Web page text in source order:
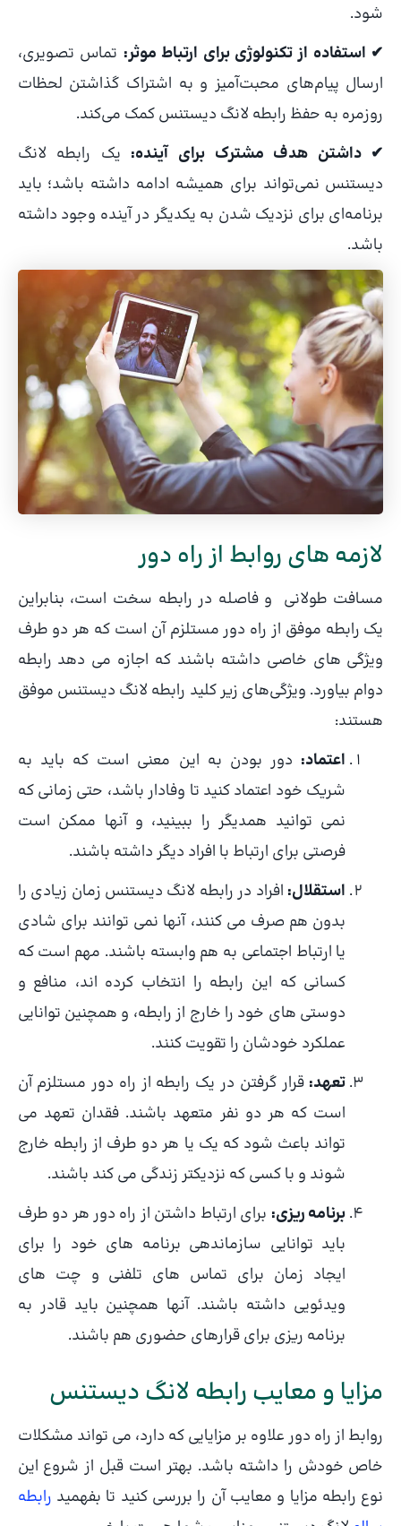
شود.
✔ استفاده از تکنولوژی برای ارتباط موثر: تماس تصویری،
ارسال پیام‌های محبت‌آمیز و به اشتراک گذاشتن لحظات
روزمره به حفظ رابطه لانگ دیستنس کمک می‌کند.
✔ داشتن هدف مشترک برای آینده: یک رابطه لانگ
دیستنس نمی‌تواند برای همیشه ادامه داشته باشد؛ باید
برنامه‌ای برای نزدیک شدن به یکدیگر در آینده وجود داشته
باشد.
لازمه های روابط از راه دور
مسافت طولانی و فاصله در رابطه سخت است، بنابراین
یک رابطه موفق از راه دور مستلزم آن است که هر دو طرف
ویژگی های خاصی داشته باشند که اجازه می دهد رابطه
دوام بیاورد. ویژگی‌های زیر کلید رابطه لانگ دیستنس موفق
هستند:
اعتماد: دور بودن به این معنی است که باید به
شریک خود اعتماد کنید تا وفادار باشد، حتی زمانی که
نمی توانید همدیگر را ببینید، و آنها ممکن است
فرصتی برای ارتباط با افراد دیگر داشته باشند.
استقلال: افراد در رابطه لانگ دیستنس زمان زیادی را
بدون هم صرف می کنند، آنها نمی توانند برای شادی
یا ارتباط اجتماعی به هم وابسته باشند. مهم است که
کسانی که این رابطه را انتخاب کرده اند، منافع و
دوستی های خود را خارج از رابطه، و همچنین توانایی
عملکرد خودشان را تقویت کنند.
تعهد: قرار گرفتن در یک رابطه از راه دور مستلزم آن
است که هر دو نفر متعهد باشند. فقدان تعهد می
تواند باعث شود که یک یا هر دو طرف از رابطه خارج
شوند و با کسی که نزدیکتر زندگی می کند باشند.
برنامه ریزی: برای ارتباط داشتن از راه دور هر دو طرف
باید توانایی سازماندهی برنامه های خود را برای
ایجاد زمان برای تماس های تلفنی و چت های
ویدئویی داشته باشند. آنها همچنین باید قادر به
برنامه ریزی برای قرارهای حضوری هم باشند.
مزایا و معایب رابطه لانگ دیستنس
روابط از راه دور علاوه بر مزایایی که دارد، می تواند مشکلات
خاص خودش را داشته باشد. بهتر است قبل از شروع این
نوع رابطه مزایا و معایب آن را بررسی کنید تا بفهمید رابطه